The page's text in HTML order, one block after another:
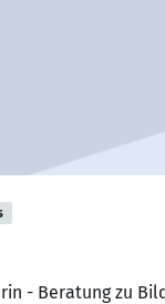
- Beratung zu